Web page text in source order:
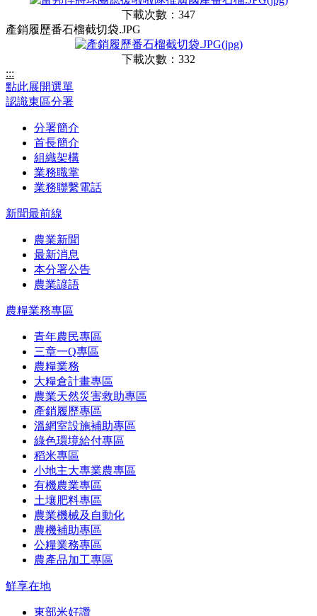
下載次數：347
產銷履歷番石榴截切袋.JPG
下載次數：332
:::
點此展開選單
認識東區分署
分署簡介
首長簡介
組織架構
業務職掌
業務聯繫電話
新聞最前線
農業新聞
最新消息
本分署公告
農業諺語
農糧業務專區
青年農民專區
三章一Q專區
農糧業務
大糧倉計畫專區
農業天然災害救助專區
產銷履歷專區
溫網室設施補助專區
綠色環境給付專區
稻米專區
小地主大專業農專區
有機農業專區
土壤肥料專區
農業機械及自動化
農機補助專區
公糧業務專區
農產品加工專區
鮮享在地
東部米好讚